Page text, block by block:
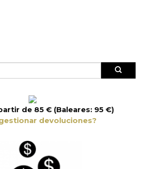
de 85 € (Baleares: 95 €)
devoluciones?